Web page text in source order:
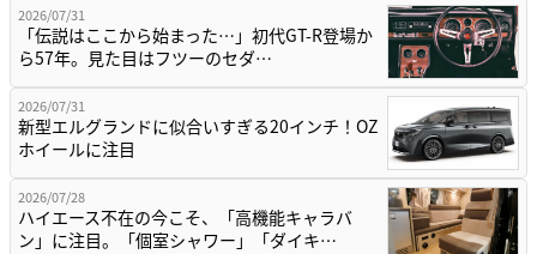
2026/07/31
「伝説はここから始まった…」初代GT-R登場か
ら57年。見た目はフツーのセダ…
2026/07/31
新型エルグランドに似合いすぎる20インチ！OZ
ホイールに注目
2026/07/28
ハイエース不在の今こそ、「高機能キャラバ
ン」に注目。「個室シャワー」「ダイキ…